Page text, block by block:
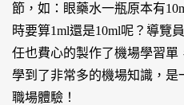
節，如：眼藥水一瓶原本有
時要算1ml還是10ml呢？導覽
任也費心的製作了機場學習單
學到了非常多的機場知識，
職場體驗！